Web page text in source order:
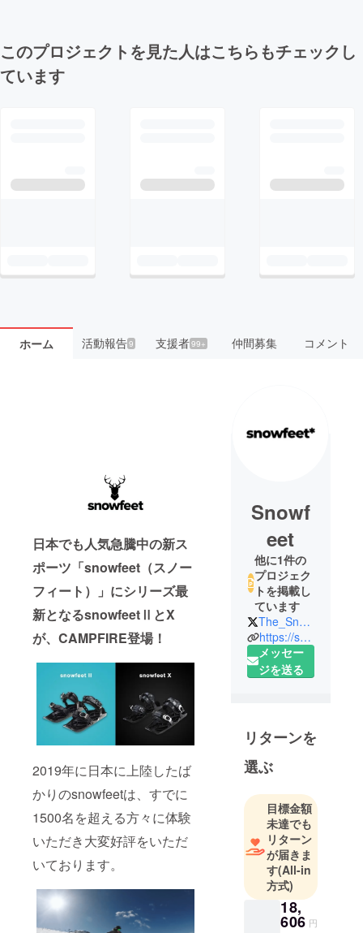
このプロジェクトを見た人はこちらもチェックし
ています
ホーム 活動報告9 支援者99+ 仲間募集 コメント
日本でも人気急騰中の新ス
ポーツ「snowfeet（スノー
フィート）」にシリーズ最
新となるsnowfeetⅡとX
が、CAMPFIRE登場！
2019年に日本に上陸したば
かりのsnowfeetは、すでに
1500名を超える方々に体験
いただき大変好評をいただ
いております。
Snowf
eet
他に1件の
プロジェク
トを掲載し
ています
The_Snowfeet
https://snowfeetstore.com/
メッセー
ジを送る
リターンを
選ぶ
目標金額
未達でも
リターン
が届きま
す(All-in
方式)
18,
606 円